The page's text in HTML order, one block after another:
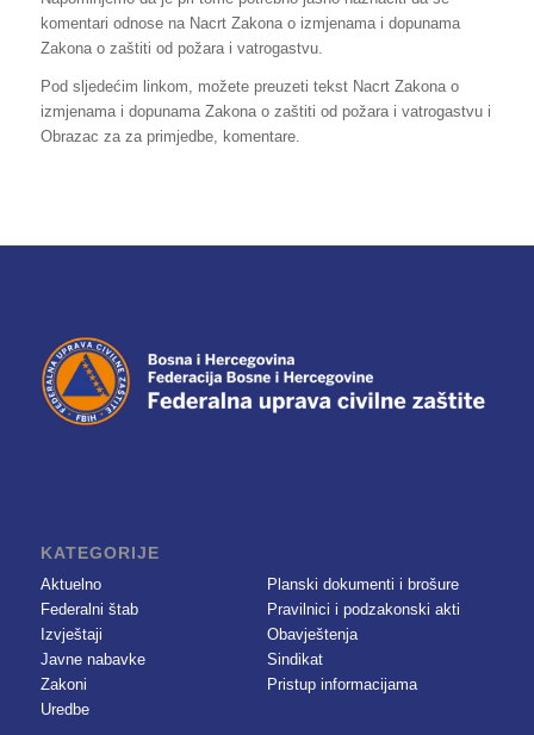
komentari odnose na Nacrt Zakona o izmjenama i dopunama
Zakona o zaštiti od požara i vatrogastvu.
Pod sljedećim linkom, možete preuzeti tekst Nacrt Zakona o
izmjenama i dopunama Zakona o zaštiti od požara i vatrogastvu i
Obrazac za za primjedbe, komentare.
KATEGORIJE
Aktuelno
Federalni štab
Izvještaji
Javne nabavke
Zakoni
Uredbe
Planski dokumenti i brošure
Pravilnici i podzakonski akti
Obavještenja
Sindikat
Pristup informacijama